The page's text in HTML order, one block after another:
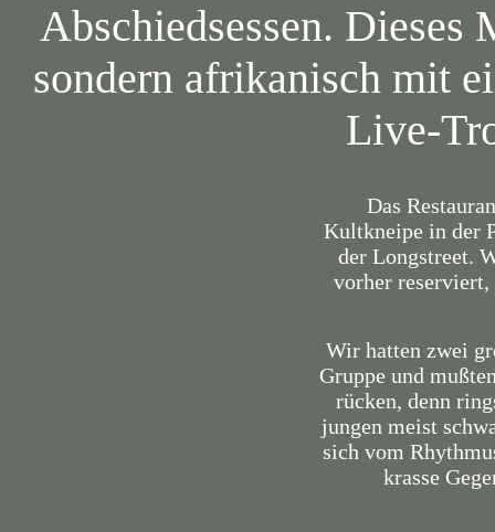
Abschiedsessen.
sondern afrikanisch mit
Live-
Das
Kultkneipe in der
der Longstreet.
vorher reserviert,
Wir hatten zwei
Gruppe und
rücken, denn
jungen meist
sich vom
krasse